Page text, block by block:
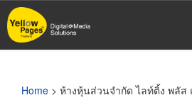
Skip
to
main
Home > ห้างหุ้นส่วนจำกัด ไลท์ติ้ง พลัส